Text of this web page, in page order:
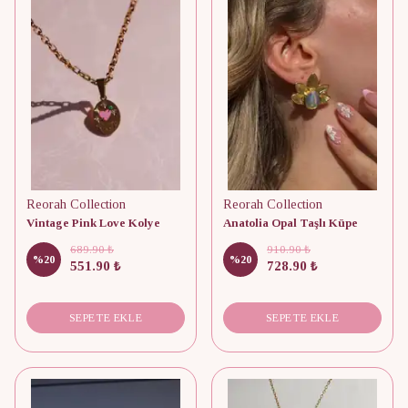
Reorah Collection
Vintage Pink Love Kolye
%20
689.90 ₺
551.90 ₺
SEPETE EKLE
Reorah Collection
Anatolia Opal Taşlı Küpe
%20
910.90 ₺
728.90 ₺
SEPETE EKLE